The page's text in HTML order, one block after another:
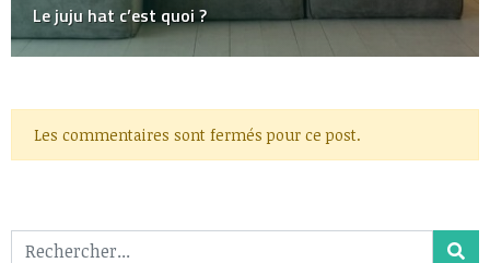
Le juju hat c’est quoi ?
Les commentaires sont fermés pour ce post.